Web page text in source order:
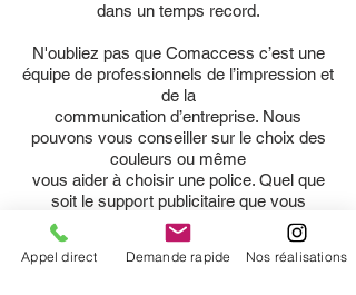
dans un temps record.
N'oubliez pas que Comaccess c’est une
équipe de professionnels de l’impression et
de la
communication d’entreprise. Nous
pouvons vous conseiller sur le choix des
couleurs ou même
vous aider à choisir une police. Quel que
soit le support publicitaire que vous
souhaitez utiliser,
nous serons à vos côtés pour en faire un
outil de communication puissant et
Appel direct Demande rapide Nos réalisations